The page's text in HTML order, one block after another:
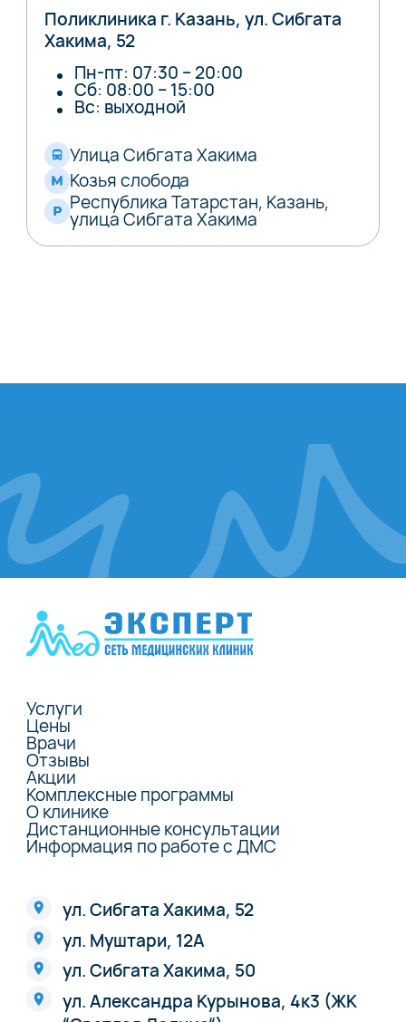
Поликлиника г. Казань, ул. Сибгата
Хакима, 52
Пн-пт: 07:30 – 20:00
Сб: 08:00 – 15:00
Вс: выходной
Улица Сибгата Хакима
Козья слобода
Республика Татарстан, Казань,
улица Сибгата Хакима
Услуги
Цены
Врачи
Отзывы
Акции
Комплексные программы
О клинике
Дистанционные консультации
Информация по работе с ДМС
ул. Сибгата Хакима, 52
ул. Муштари, 12А
ул. Сибгата Хакима, 50
ул. Александра Курынова, 4к3 (ЖК